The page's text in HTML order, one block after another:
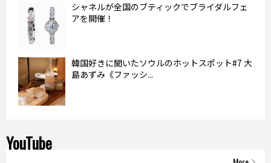
シャネルが全国のブティックでブライダルフェ
アを開催！
韓国好きに聞いたソウルのホットスポット#7 大
島あずみ《ファッシ...
YouTube